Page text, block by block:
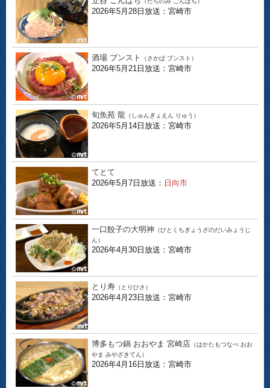
2026年5月28日放送：宮崎市
酒場 ブンスト （さかば ブンスト）
2026年5月21日放送：宮崎市
旬魚苑 龍 （しゅんぎょえん りゅう）
2026年5月14日放送：宮崎市
てとて
2026年5月7日放送： 日向市
一口餃子の大明神 （ひとくちぎょうざのだいみょうじ
ん）
2026年4月30日放送：宮崎市
とり寿 （とりひさ）
2026年4月23日放送：宮崎市
博多もつ鍋 おおやま 宮崎店 （はかたもつなべ おお
やま みやざきてん）
2026年4月16日放送：宮崎市